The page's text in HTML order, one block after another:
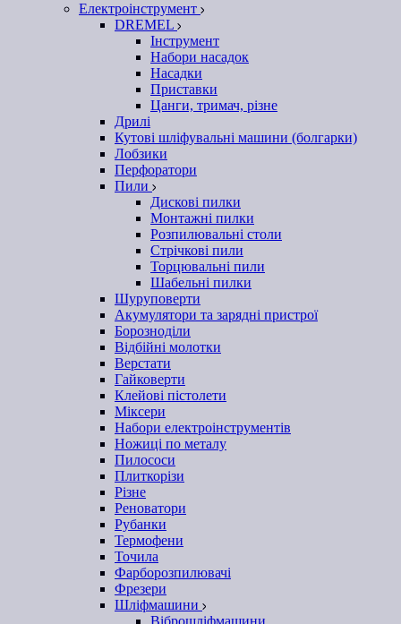
Електроінструмент
DREMEL
Інструмент
Набори насадок
Насадки
Приставки
Цанги, тримач, різне
Дрилі
Кутові шліфувальні машини (болгарки)
Лобзики
Перфоратори
Пили
Дискові пилки
Монтажні пилки
Розпилювальні столи
Стрічкові пили
Торцювальні пили
Шабельні пилки
Шуруповерти
Акумулятори та зарядні пристрої
Борозноділи
Відбійні молотки
Верстати
Гайковерти
Клейові пістолети
Міксери
Набори електроінструментів
Ножиці по металу
Пилососи
Плиткорізи
Різне
Реноватори
Рубанки
Термофени
Точила
Фарборозпилювачі
Фрезери
Шліфмашини
Віброшліфмашини